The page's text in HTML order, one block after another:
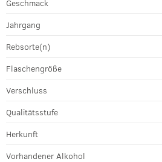
Geschmack
Jahrgang
Rebsorte(n)
Flaschengröße
Verschluss
Qualitätsstufe
Herkunft
Vorhandener Alkohol